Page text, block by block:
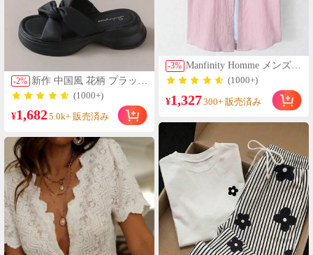
-2% 新作 中国風 花柄 プラット
フォーム 厚底サンダル レ
ディース 夏用 PUレザー
丈上げ ソフトソール カジ
ュアル スポーツ ビーチシ
ューズ
(1000+)
¥1,6825.0k+ 販売済み
-3% Manfinity Homme メンズソ
リッドカラーシングルブ
レスト カジュアル/ビジネ
ス 半袖シャツ
(1000+)
¥1,327300+ 販売済み